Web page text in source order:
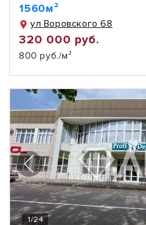
1560м²
ул Воровского 68
320 000 руб.
800 руб./м²
1/24